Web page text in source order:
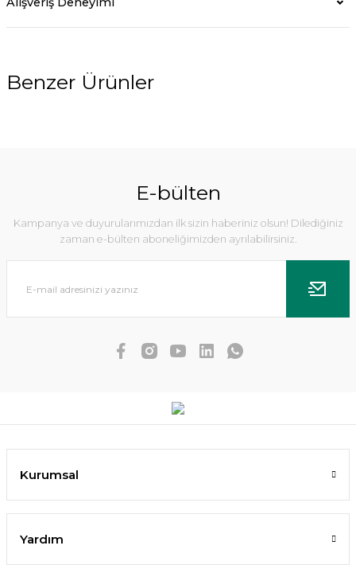
Benzer Ürünler
Echinodorus small bear IN VITRO
452,28 TL
E-bülten
Kampanya ve duyurularımızdan ilk sizin haberiniz olsun! Dilediğiniz
zaman e-bülten aboneliğimizden ayrılabilirsiniz.
Kurumsal
Yardım